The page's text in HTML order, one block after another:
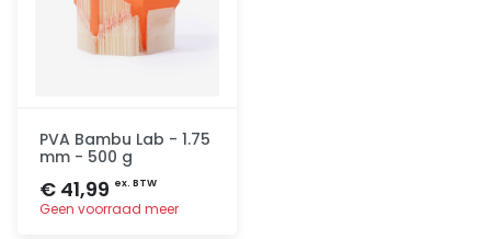
PVA Bambu Lab - 1.75
mm - 500 g
€ 41,99 ex. BTW
Geen voorraad meer